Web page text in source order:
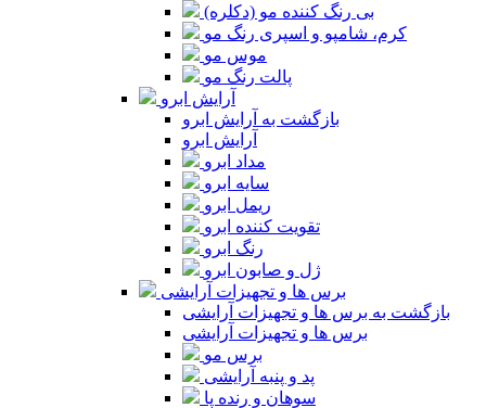
بی رنگ کننده مو (دکلره)
کرم، شامپو و اسپری رنگ مو
موس مو
پالت رنگ مو
آرایش ابرو
بازگشت به آرایش ابرو
آرایش ابرو
مداد ابرو
سایه ابرو
ریمل ابرو
تقویت کننده ابرو
رنگ ابرو
ژل و صابون ابرو
برس ها و تجهیزات آرایشی
بازگشت به برس ها و تجهیزات آرایشی
برس ها و تجهیزات آرایشی
برس مو
پد و پنبه آرایشی
سوهان و رنده پا